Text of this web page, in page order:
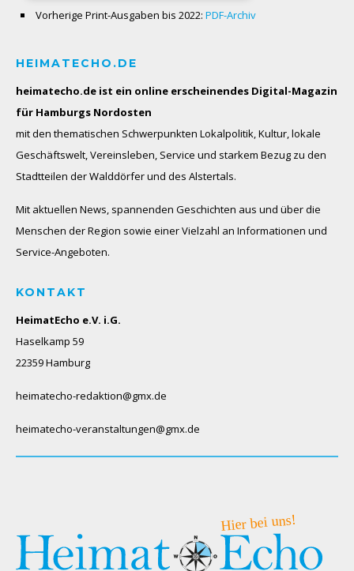
Vorherige Print-Ausgaben bis 2022: PDF-Archiv
HEIMATECHO.DE
heimatecho.de ist ein online erscheinendes Digital-Magazin
für Hamburgs Nordosten
mit den thematischen Schwerpunkten Lokalpolitik, Kultur, lokale
Geschäftswelt, Vereinsleben, Service und starkem Bezug zu den
Stadtteilen der Walddörfer und des Alstertals.
Mit aktuellen News, spannenden Geschichten aus und über die
Menschen der Region sowie einer Vielzahl an Informationen und
Service-Angeboten.
KONTAKT
HeimatEcho e.V. i.G.
Haselkamp 59
22359 Hamburg
heimatecho-redaktion@gmx.de
heimatecho-veranstaltungen@gmx.de